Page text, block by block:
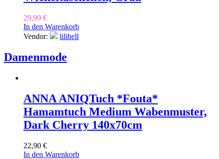
29,99 €
In den Warenkorb
Vendor:
lilibell
Damenmode
ANNA ANIQTuch *Fouta*
Hamamtuch Medium Wabenmuster,
Dark Cherry 140x70cm
22,90 €
In den Warenkorb